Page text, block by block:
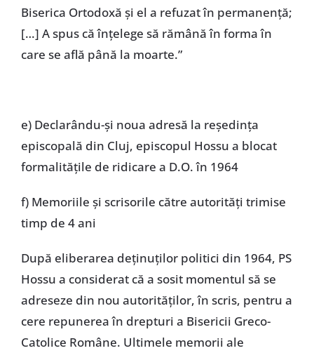
Biserica Ortodoxă și el a refuzat în permanență;
[…] A spus că înțelege să rămână în forma în
care se află până la moarte.”
e) Declarându-și noua adresă la reședința
episcopală din Cluj, episcopul Hossu a blocat
formalitățile de ridicare a D.O. în 1964
f) Memoriile și scrisorile către autorități trimise
timp de 4 ani
După eliberarea deținuților politici din 1964, PS
Hossu a considerat că a sosit momentul să se
adreseze din nou autorităților, în scris, pentru a
cere repunerea în drepturi a Bisericii Greco-
Catolice Române. Ultimele memorii ale